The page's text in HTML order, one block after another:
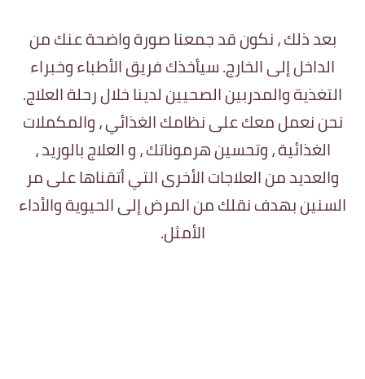
بعد ذلك ، نكون قد جمعنا صورة واضحة عنك من
الداخل إلى الخارج. سيأخذك فريق الأطباء وخبراء
التغذية والمدربين الصحيين لدينا خلال رحلة العلاج.
نحن نعمل معك على نظامك الغذائي ، والمكملات
الغذائية ، وتحسين هرموناتك ، و العلاج بالوريد ،
والعديد من العلاجات الأخرى التي أتقناها على مر
السنين بهدف نقلك من المرض إلى الحيوية والأداء
الأمثل.